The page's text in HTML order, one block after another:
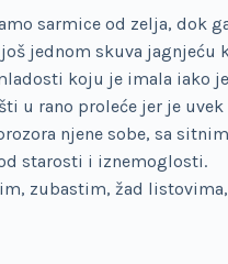
sarmice od zelja, dok
jednom skuva jagnjeću
koju je imala iako
u rano proleće jer je
njene sobe, sa
starosti i iznemoglosti.
zubastim, žad listovima,